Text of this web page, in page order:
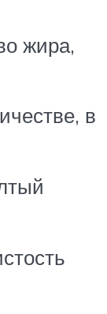
жира,
в